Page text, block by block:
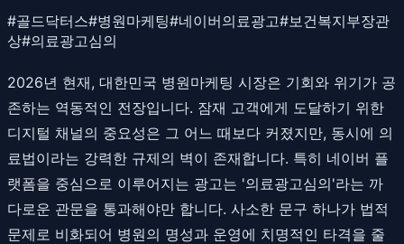
#골드닥터스#병원마케팅#네이버의료광고#보건복지부장관
상#의료광고심의
2026년 현재, 대한민국 병원마케팅 시장은 기회와 위기가 공
존하는 역동적인 전장입니다. 잠재 고객에게 도달하기 위한
디지털 채널의 중요성은 그 어느 때보다 커졌지만, 동시에 의
료법이라는 강력한 규제의 벽이 존재합니다. 특히 네이버 플
랫폼을 중심으로 이루어지는 광고는 '의료광고심의'라는 까
다로운 관문을 통과해야만 합니다. 사소한 문구 하나가 법적
문제로 비화되어 병원의 명성과 운영에 치명적인 타격을 줄